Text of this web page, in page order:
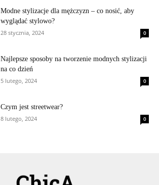
Modne stylizacje dla mężczyzn – co nosić, aby
wyglądać stylowo?
28 stycznia, 2024
0
Najlepsze sposoby na tworzenie modnych stylizacji
na co dzień
5 lutego, 2024
0
Czym jest streetwear?
8 lutego, 2024
0